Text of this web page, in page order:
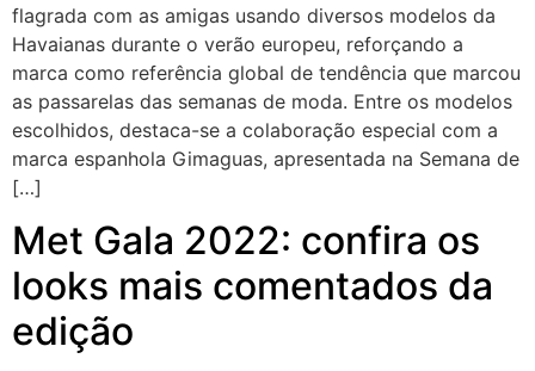
flagrada com as amigas usando diversos modelos da
Havaianas durante o verão europeu, reforçando a
marca como referência global de tendência que marcou
as passarelas das semanas de moda. Entre os modelos
escolhidos, destaca-se a colaboração especial com a
marca espanhola Gimaguas, apresentada na Semana de
[…]
Met Gala 2022: confira os
looks mais comentados da
edição